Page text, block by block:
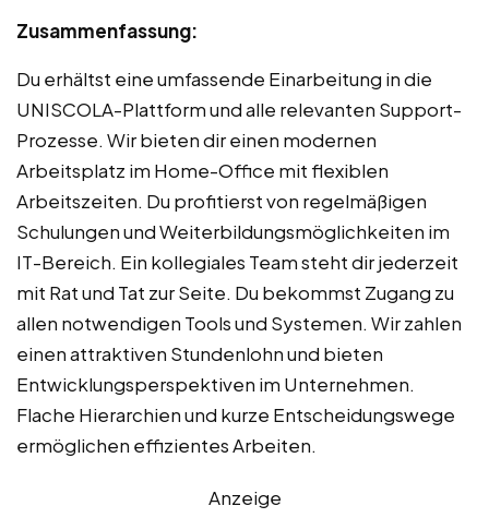
Zusammenfassung:
Du erhältst eine umfassende Einarbeitung in die
UNISCOLA-Plattform und alle relevanten Support-
Prozesse. Wir bieten dir einen modernen
Arbeitsplatz im Home-Office mit flexiblen
Arbeitszeiten. Du profitierst von regelmäßigen
Schulungen und Weiterbildungsmöglichkeiten im
IT-Bereich. Ein kollegiales Team steht dir jederzeit
mit Rat und Tat zur Seite. Du bekommst Zugang zu
allen notwendigen Tools und Systemen. Wir zahlen
einen attraktiven Stundenlohn und bieten
Entwicklungsperspektiven im Unternehmen.
Flache Hierarchien und kurze Entscheidungswege
ermöglichen effizientes Arbeiten.
Anzeige